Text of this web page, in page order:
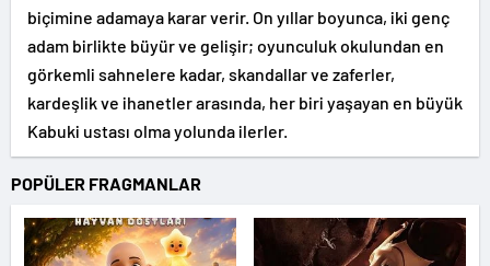
biçimine adamaya karar verir. On yıllar boyunca, iki genç
adam birlikte büyür ve gelişir; oyunculuk okulundan en
görkemli sahnelere kadar, skandallar ve zaferler,
kardeşlik ve ihanetler arasında, her biri yaşayan en büyük
Kabuki ustası olma yolunda ilerler.
POPÜLER FRAGMANLAR